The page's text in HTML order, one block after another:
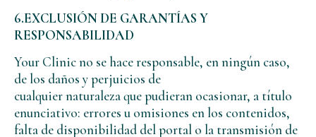
6.EXCLUSIÓN DE GARANTÍAS Y
RESPONSABILIDAD
Your Clinic no se hace responsable, en ningún caso,
de los daños y perjuicios de
cualquier naturaleza que pudieran ocasionar, a título
enunciativo: errores u omisiones en los contenidos,
falta de disponibilidad del portal o la transmisión de